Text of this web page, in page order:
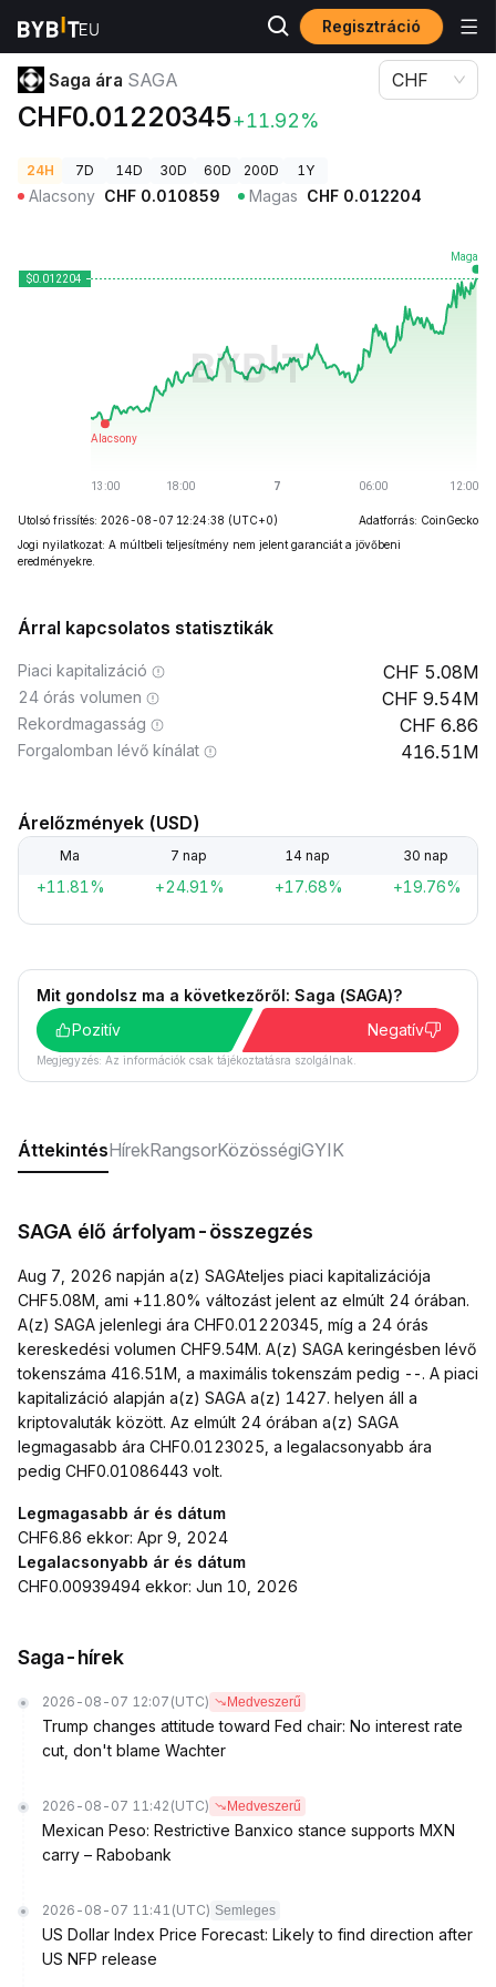
Regisztráció
Kriptovaluta árak
Saga ára SAGA
CHF0.01220345+11.92%
CHF
24H 7D 14D 30D 60D 200D 1Y
Alacsony CHF 0.010859 Magas CHF 0.012204
Utolsó frissítés: 2026-08-07 12:24:38 (UTC+0)
Adatforrás: CoinGecko
Jogi nyilatkozat: A múltbeli teljesítmény nem jelent garanciát a jövőbeni
eredményekre.
Árral kapcsolatos statisztikák
Piaci kapitalizáció 5.08M
24 órás volumen 9.54M
Rekordmagasság 6.86
Forgalomban lévő kínálat 416.51M
Árelőzmények (USD)
Ma 7 nap 14 nap 30 nap
+11.81% +24.91% +17.68% +19.76%
Mit gondolsz ma a következőről: Saga (SAGA)?
Pozitív
Negatív
Megjegyzés: Az információk csak tájékoztatásra szolgálnak.
ÁttekintésHírekRangsorKözösségiGYIK
SAGA élő árfolyam-összegzés
Aug 7, 2026 napján a(z) SAGAteljes piaci kapitalizációja
CHF5.08M, ami +11.80% változást jelent az elmúlt 24 órában.
A(z) SAGA jelenlegi ára CHF0.01220345, míg a 24 órás
kereskedési volumen CHF9.54M. A(z) SAGA keringésben lévő
tokenszáma 416.51M, a maximális tokenszám pedig --. A piaci
kapitalizáció alapján a(z) SAGA a(z) 1427. helyen áll a
kriptovaluták között. Az elmúlt 24 órában a(z) SAGA
legmagasabb ára CHF0.0123025, a legalacsonyabb ára
pedig CHF0.01086443 volt.
Legmagasabb ár és dátum
CHF6.86 ekkor: Apr 9, 2024
Legalacsonyabb ár és dátum
CHF0.00939494 ekkor: Jun 10, 2026
Saga-hírek
2026-08-07 12:07 (UTC) Medveszerű
Trump changes attitude toward Fed chair: No interest rate
cut, don't blame Wachter
2026-08-07 11:42 (UTC) Medveszerű
Mexican Peso: Restrictive Banxico stance supports MXN
carry – Rabobank
2026-08-07 11:41 (UTC) Semleges
US Dollar Index Price Forecast: Likely to find direction after
US NFP release